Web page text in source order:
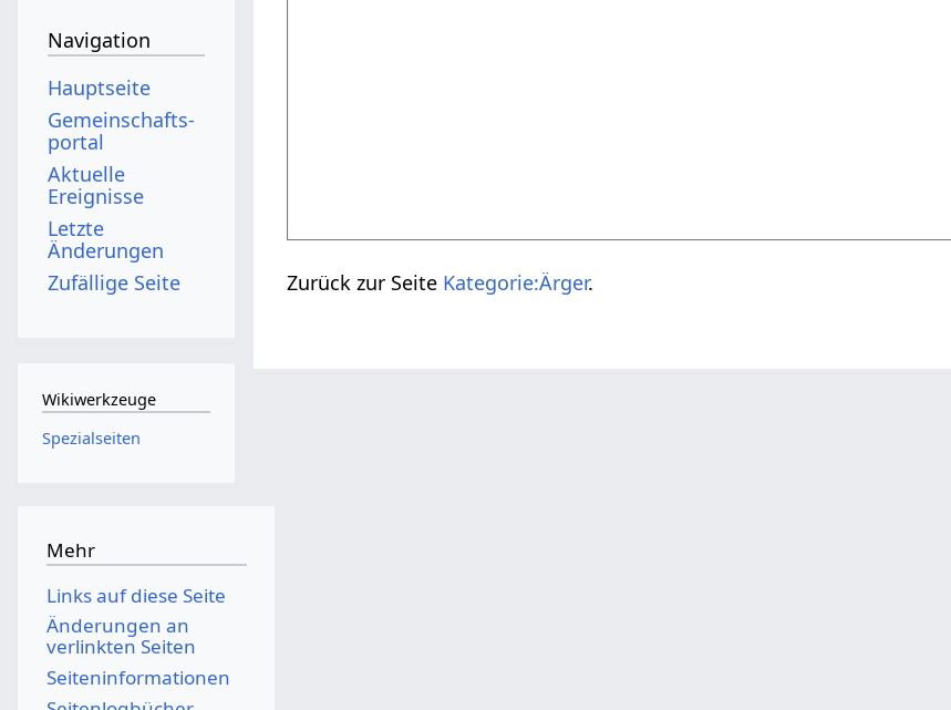
Zurück zur Seite Kategorie:Ärger.
Navigation
Hauptseite
Gemeinschafts­
portal
Aktuelle
Ereignisse
Letzte
Änderungen
Zufällige Seite
Wikiwerkzeuge
Spezialseiten
Mehr
Links auf diese Seite
Änderungen an
verlinkten Seiten
Seiten­­informationen